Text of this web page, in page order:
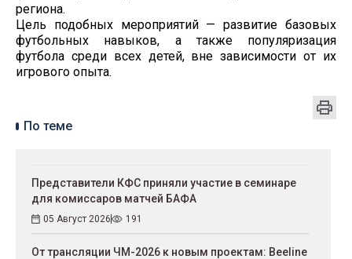
региона.
Цель подобных мероприятий — развитие базовых
футбольных навыков, а также популяризация
футбола среди всех детей, вне зависимости от их
игрового опыта.
По теме
Представители КФС приняли участие в семинаре
для комиссаров матчей БАФА
05 Август 2026 191
От трансляции ЧМ-2026 к новым проектам: Beeline